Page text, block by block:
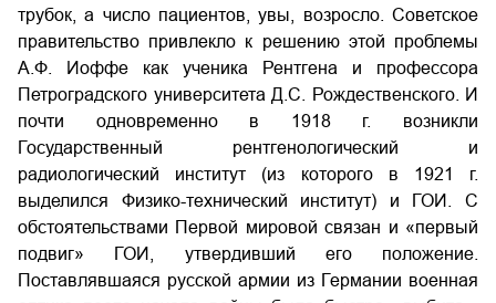
трубок, а число пациентов, увы, возросло. Советское
правительство привлекло к решению этой проблемы
А.Ф. Иоффе как ученика Рентгена и профессора
Петроградского университета Д.С. Рождественского. И
почти одновременно в 1918 г. возникли
Государственный рентгенологический и
радиологический институт (из которого в 1921 г.
выделился Физико-технический институт) и ГОИ. С
обстоятельствами Первой мировой связан и «первый
подвиг» ГОИ, утвердивший его положение.
Поставлявшаяся русской армии из Германии военная